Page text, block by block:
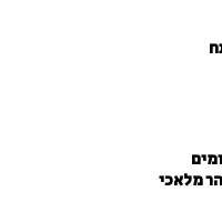
מלאכי